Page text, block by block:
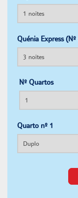
Quénia Express
Nº Quartos
Quarto nº 1